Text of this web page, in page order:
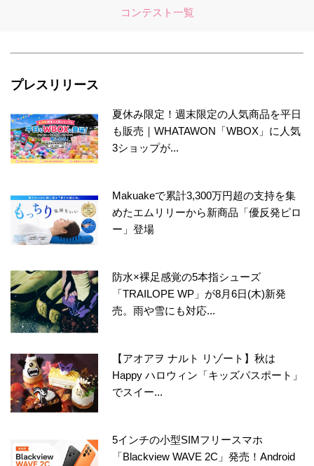
コンテスト一覧
プレスリリース
夏休み限定！週末限定の人気商品を平日
も販売｜WHATAWON「WBOX」に人気
3ショップが...
Makuakeで累計3,300万円超の支持を集
めたエムリリーから新商品「優反発ピロ
ー」登場
防水×裸足感覚の5本指シューズ
「TRAILOPE WP」が8月6日(木)新発
売。雨や雪にも対応...
【アオアヲ ナルト リゾート】秋は
Happy ハロウィン「キッズパスポート」
でスイー...
5インチの小型SIMフリースマホ
「Blackview WAVE 2C」発売！Android